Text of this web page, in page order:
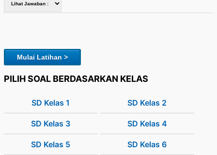
Mulai Latihan >
PILIH SOAL BERDASARKAN KELAS
SD Kelas 1 SD Kelas 2
SD Kelas 3 SD Kelas 4
SD Kelas 5 SD Kelas 6